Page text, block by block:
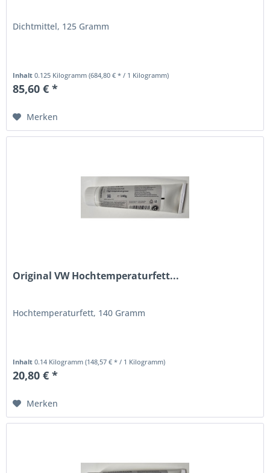
Dichtmittel, 125 Gramm
Inhalt0.125 Kilogramm(684,80 € * / 1 Kilogramm)
85,60 € *
Merken
Original VW Hochtemperaturfett...
Hochtemperaturfett, 140 Gramm
Inhalt0.14 Kilogramm(148,57 € * / 1 Kilogramm)
20,80 € *
Merken